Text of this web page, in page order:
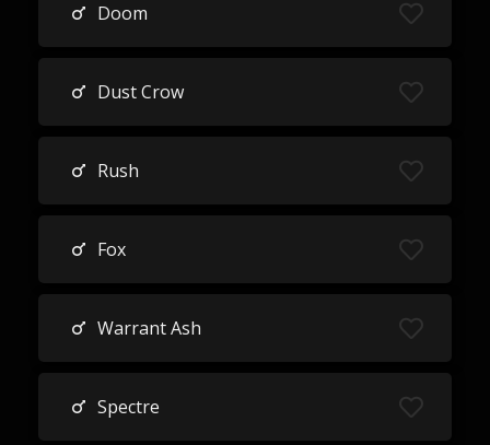
Doom
Dust Crow
Rush
Fox
Warrant Ash
Spectre